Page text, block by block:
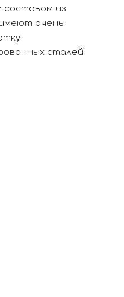
составом из
очень
сталей